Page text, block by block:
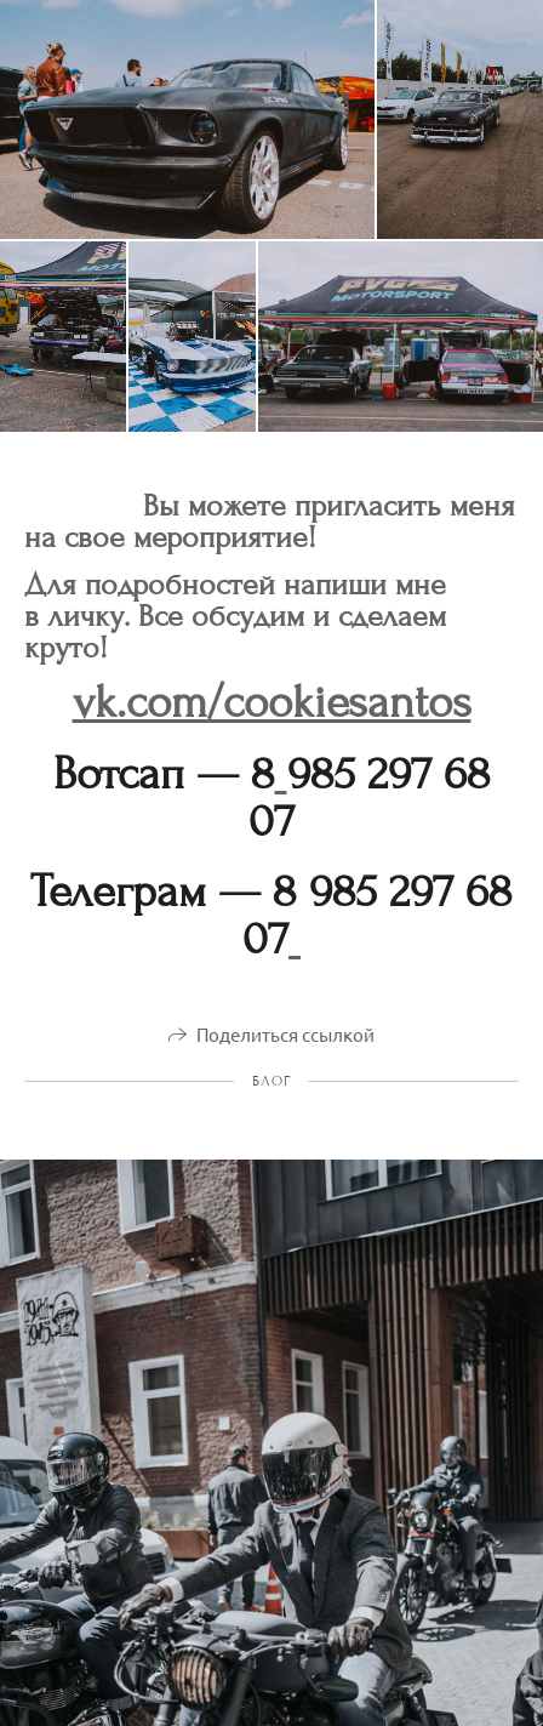
Вы можете пригласить меня
на свое мероприятие!
Для подробностей напиши мне
в личку. Все обсудим и сделаем
круто!
vk.com/cookiesantos
Вотсап — 8 985 297 68
07
Телеграм — 8 985 297 68
07
Поделиться ссылкой
БЛОГ